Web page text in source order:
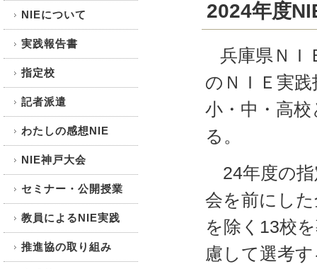
NIEについて
実践報告書
指定校
記者派遣
わたしの感想NIE
NIE神戸大会
セミナー・公開授業
教員によるNIE実践
推進協の取り組み
2024年度
兵庫県ＮＩ
のＮＩＥ実
小・中・高
る。
24年度の指
会を前にし
を除く13校
慮して選考